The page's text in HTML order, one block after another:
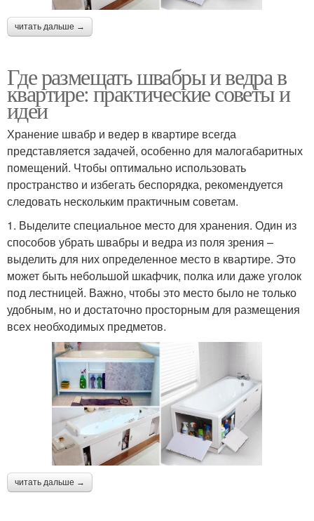
читать дальше →
Где размещать швабры и ведра в
квартире: практические советы и
идеи
Хранение швабр и ведер в квартире всегда
представляется задачей, особенно для малогабаритных
помещений. Чтобы оптимально использовать
пространство и избегать беспорядка, рекомендуется
следовать нескольким практичным советам.
1. Выделите специальное место для хранения. Один из
способов убрать швабры и ведра из поля зрения –
выделить для них определенное место в квартире. Это
может быть небольшой шкафчик, полка или даже уголок
под лестницей. Важно, чтобы это место было не только
удобным, но и достаточно просторным для размещения
всех необходимых предметов.
читать дальше →